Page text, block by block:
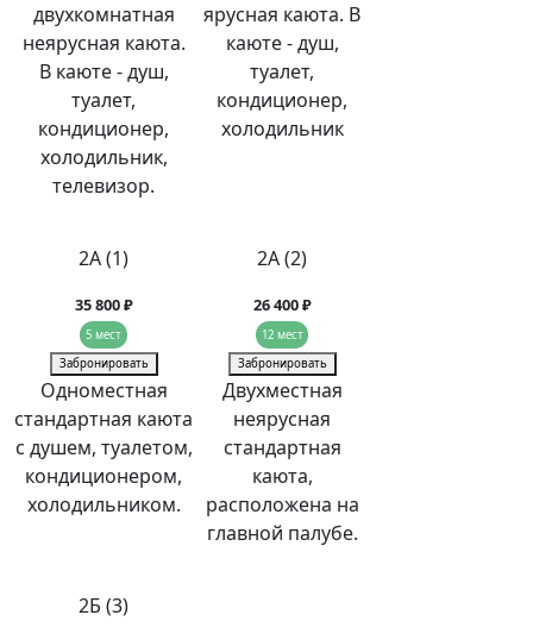
двухкомнатная
неярусная каюта.
В каюте - душ,
туалет,
кондиционер,
холодильник,
телевизор.
ярусная каюта. В
каюте - душ,
туалет,
кондиционер,
холодильник
2А (1)
35 800 ₽
5 мест
Забронировать
Одноместная
стандартная каюта
с душем, туалетом,
кондиционером,
холодильником.
2А (2)
26 400 ₽
12 мест
Забронировать
Двухместная
неярусная
стандартная
каюта,
расположена на
главной палубе.
2Б (3)